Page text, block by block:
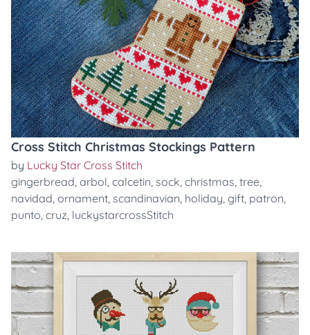
Cross Stitch Christmas Stockings Pattern
by Lucky Star Cross Stitch
gingerbread, arbol, calcetin, sock, christmas, tree,
navidad, ornament, scandinavian, holiday, gift, patron,
punto, cruz, luckystarcrossStitch